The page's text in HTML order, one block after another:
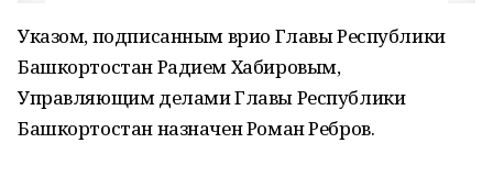
Указом, подписанным врио Главы Республики
Башкортостан Радием Хабировым,
Управляющим делами Главы Республики
Башкортостан назначен Роман Ребров.